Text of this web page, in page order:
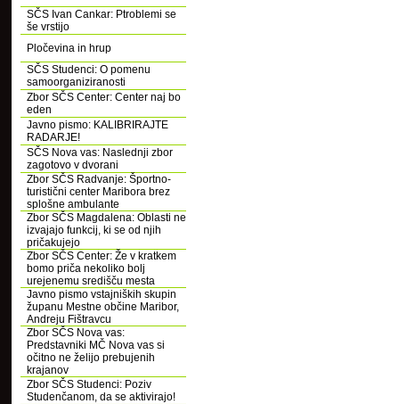
SČS Ivan Cankar: Ptroblemi se
še vrstijo
Pločevina in hrup
SČS Studenci: O pomenu
samoorganiziranosti
Zbor SČS Center: Center naj bo
eden
Javno pismo: KALIBRIRAJTE
RADARJE!
SČS Nova vas: Naslednji zbor
zagotovo v dvorani
Zbor SČS Radvanje: Športno-
turistični center Maribora brez
splošne ambulante
Zbor SČS Magdalena: Oblasti ne
izvajajo funkcij, ki se od njih
pričakujejo
Zbor SČS Center: Že v kratkem
bomo priča nekoliko bolj
urejenemu središču mesta
Javno pismo vstajniških skupin
županu Mestne občine Maribor,
Andreju Fištravcu
Zbor SČS Nova vas:
Predstavniki MČ Nova vas si
očitno ne želijo prebujenih
krajanov
Zbor SČS Studenci: Poziv
Studenčanom, da se aktivirajo!